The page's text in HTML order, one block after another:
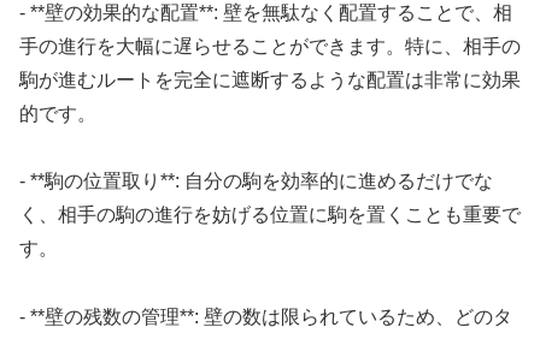
- **壁の効果的な配置**: 壁を無駄なく配置することで、相
手の進行を大幅に遅らせることができます。特に、相手の
駒が進むルートを完全に遮断するような配置は非常に効果
的です。
- **駒の位置取り**: 自分の駒を効率的に進めるだけでな
く、相手の駒の進行を妨げる位置に駒を置くことも重要で
す。
- **壁の残数の管理**: 壁の数は限られているため、どのタ